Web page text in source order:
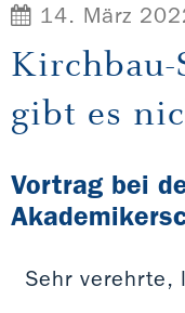
14. März
gibt es
Vortrag bei
Sehr verehrte,